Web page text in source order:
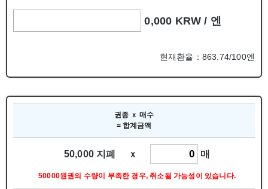
0,000 KRW / 엔
현재환율：863.74/100엔
권종 ｘ 매수
= 합계금액
50,000 지폐 ｘ 매
50000원권의 수량이 부족한 경우, 취소될 가능성이 있습니다.